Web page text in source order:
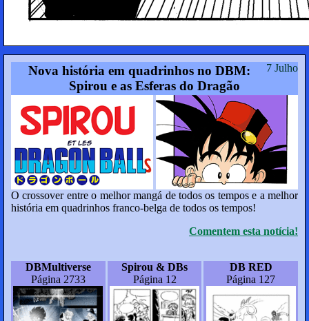
7 Julho
Nova história em quadrinhos no DBM:
Spirou e as Esferas do Dragão
O crossover entre o melhor mangá de todos os tempos e a melhor
história em quadrinhos franco-belga de todos os tempos!
Comentem esta notícia!
DBMultiverse
Página 2733
Spirou & DBs
Página 12
DB RED
Página 127